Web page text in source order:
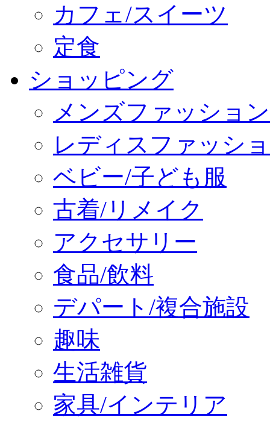
カフェ/スイーツ
定食
ショッピング
メンズファッション
レディスファッシ
ベビー/子ども服
古着/リメイク
アクセサリー
食品/飲料
デパート/複合施設
趣味
生活雑貨
家具/インテリア